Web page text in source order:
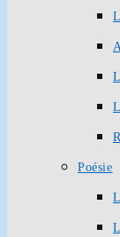
Poésie